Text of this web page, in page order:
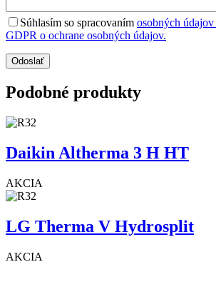
Súhlasím so spracovaním osobných
GDPR o ochrane osobných údajov.
Podobné produkty
Daikin Altherma 3 H HT
AKCIA
LG Therma V Hydrosplit
AKCIA